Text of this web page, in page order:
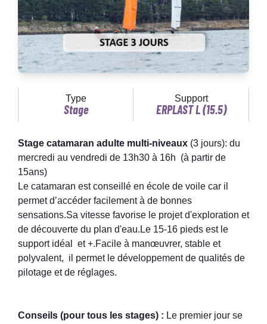
Type
Stage
Support
ERPLAST L (15.5)
Stage catamaran adulte multi-niveaux (3 jours): du
mercredi au vendredi de 13h30 à 16h (à partir de
15ans)
Le catamaran est conseillé en école de voile car il
permet d’accéder facilement à de bonnes
sensations.Sa vitesse favorise le projet d'exploration et
de découverte du plan d'eau.Le 15-16 pieds est le
support idéal et +.Facile à manœuvrer, stable et
polyvalent, il permet le développement de qualités de
pilotage et de réglages.
Conseils (pour tous les stages) : Le premier jour se